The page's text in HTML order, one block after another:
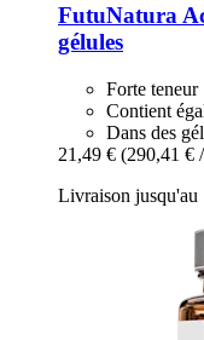
FutuNatura
gélules
Forte teneur
Contient
Dans des
21,49 € (290,41 €
Livraison jusqu'au